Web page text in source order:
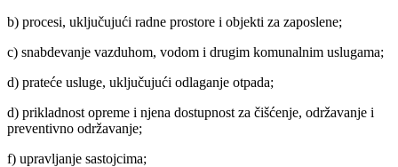
b) procesi, uključujući radne prostore i objekti za zaposlene;
c) snabdevanje vazduhom, vodom i drugim komunalnim uslugama;
d) prateće usluge, uključujući odlaganje otpada;
d) prikladnost opreme i njena dostupnost za čišćenje, održavanje i
preventivno održavanje;
f) upravljanje sastojcima;